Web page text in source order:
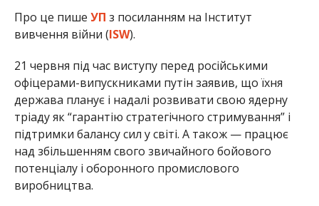
Про це пише УП з посиланням на Інститут
вивчення війни (ISW).
21 червня під час виступу перед російськими
офіцерами-випускниками путін заявив, що їхня
держава планує і надалі розвивати свою ядерну
тріаду як “гарантію стратегічного стримування” і
підтримки балансу сил у світі. А також — працює
над збільшенням свого звичайного бойового
потенціалу і оборонного промислового
виробництва.